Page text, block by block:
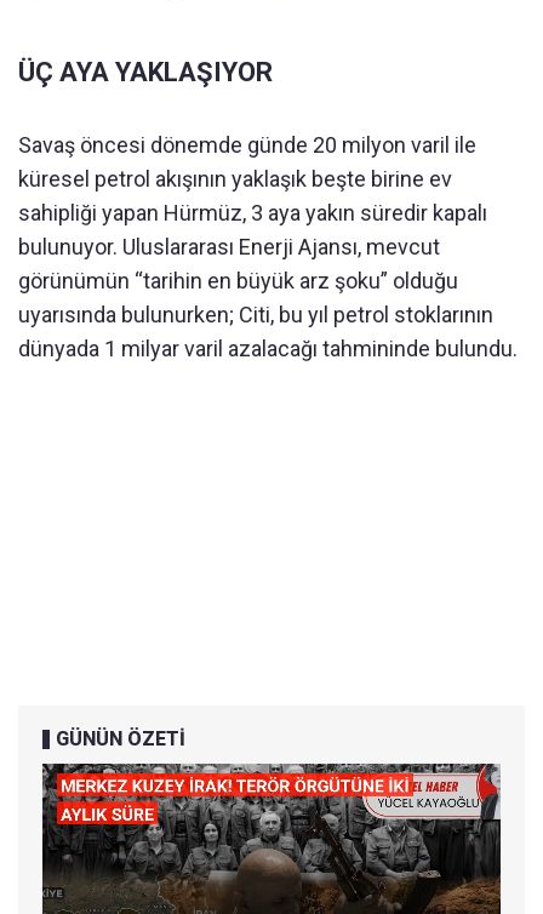
ÜÇ AYA YAKLAŞIYOR
Savaş öncesi dönemde günde 20 milyon varil ile
küresel petrol akışının yaklaşık beşte birine ev
sahipliği yapan Hürmüz, 3 aya yakın süredir kapalı
bulunuyor. Uluslararası Enerji Ajansı, mevcut
görünümün “tarihin en büyük arz şoku” olduğu
uyarısında bulunurken; Citi, bu yıl petrol stoklarının
dünyada 1 milyar varil azalacağı tahmininde bulundu.
GÜNÜN ÖZETİ